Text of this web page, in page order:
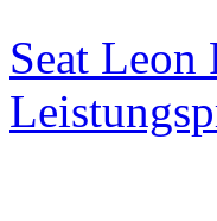
Seat